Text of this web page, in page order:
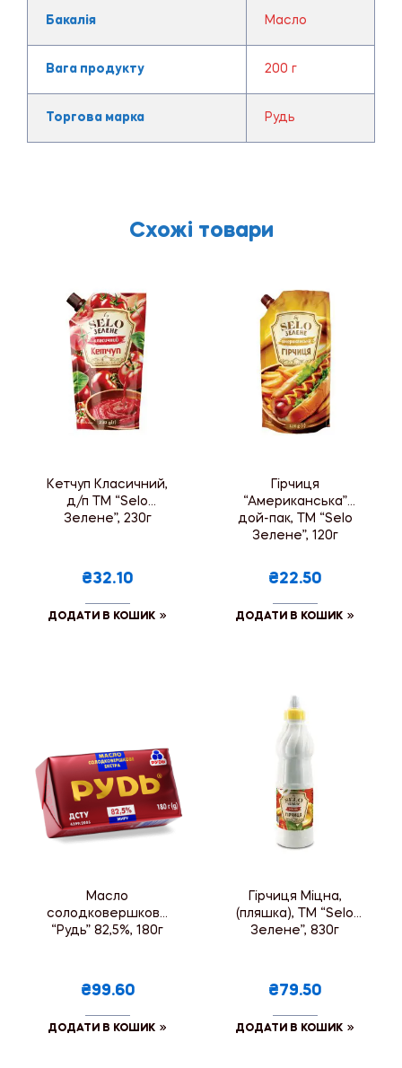
Бакалія Масло
Вага продукту 200 г
Торгова марка Рудь
Схожі товари
Кетчуп Класичний,
д/п ТМ “Selo
Зелене”, 230г
₴32.10
ДОДАТИ В КОШИК
Гірчиця
“Американська”
дой-пак, ТМ “Selo
Зелене”, 120г
₴22.50
ДОДАТИ В КОШИК
Масло
солодковершкове
“Рудь” 82,5%, 180г
₴99.60
ДОДАТИ В КОШИК
Гірчиця Міцна,
(пляшка), ТМ “Selo
Зелене”, 830г
₴79.50
ДОДАТИ В КОШИК